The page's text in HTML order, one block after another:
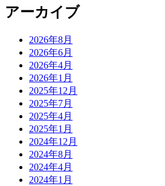
アーカイブ
2026年8月
2026年6月
2026年4月
2026年1月
2025年12月
2025年7月
2025年4月
2025年1月
2024年12月
2024年8月
2024年4月
2024年1月